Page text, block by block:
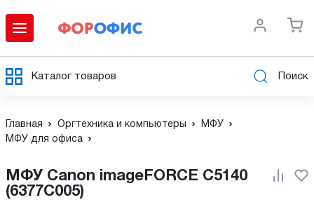
Каталог товаров Поиск
Главная Оргтехника и компьютеры
МФУ
МФУ для офиса
МФУ Canon imageFORCE C5140
(6377C005)